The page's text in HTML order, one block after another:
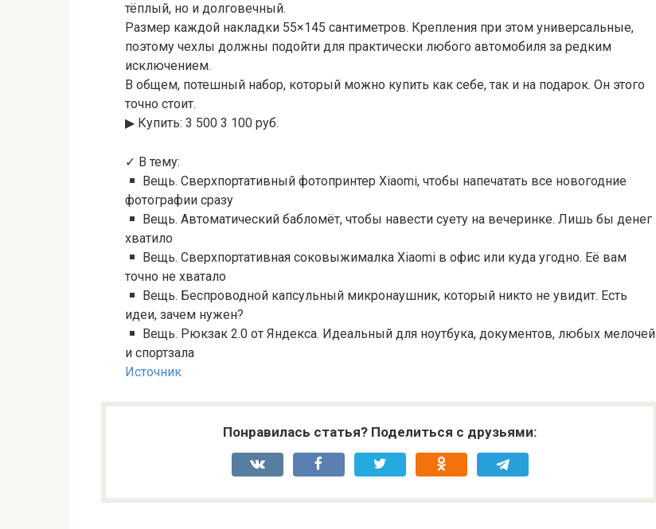
тёплый, но и долговечный.
Размер каждой накладки 55×145 сантиметров. Крепления при этом универсальные,
поэтому чехлы должны подойти для практически любого автомобиля за редким
исключением.
В общем, потешный набор, который можно купить как себе, так и на подарок. Он этого
точно стоит.
▶︎ Купить: 3 500 3 100 руб.
✓ В тему:
Вещь. Сверхпортативный фотопринтер Xiaomi, чтобы напечатать все новогодние
фотографии сразу
Вещь. Автоматический бабломёт, чтобы навести суету на вечеринке. Лишь бы денег
хватило
Вещь. Сверхпортативная соковыжималка Xiaomi в офис или куда угодно. Её вам
точно не хватало
Вещь. Беспроводной капсульный микронаушник, который никто не увидит. Есть
идеи, зачем нужен?
Вещь. Рюкзак 2.0 от Яндекса. Идеальный для ноутбука, документов, любых мелочей
и спортзала
Источник
Понравилась статья? Поделиться с друзьями: